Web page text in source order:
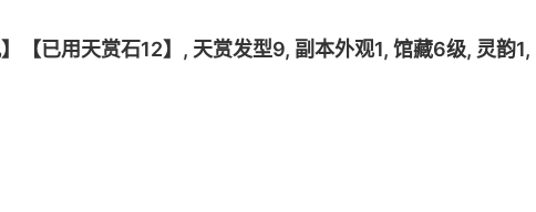
【已用天赏石12】, 天赏发型9, 副本外观1, 馆藏6级, 灵韵